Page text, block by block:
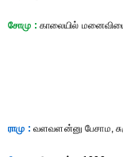
சோமு : காலையில்
ராமு : வளவளன்னு பேசாம,